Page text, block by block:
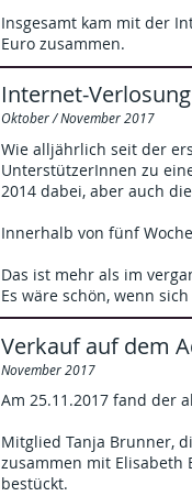
Insgesamt kam mit der
Euro zusammen.
Internet-
Oktober / November 2017
Wie alljährlich seit der
UnterstützerInnen zu
2014 dabei, aber auch
Innerhalb von fünf
Das ist mehr als im
Es wäre schön, wenn
Verkauf auf dem
November 2017
Am 25.11.2017 fand der
Mitglied Tanja Brunner,
zusammen mit Elisabeth
bestückt.